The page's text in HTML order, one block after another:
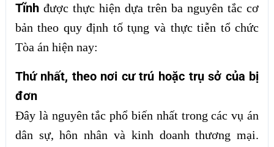
Tĩnhđược thực hiện dựa trên ba nguyên tắc cơ
bản theo quy định tố tụng và thực tiễn tổ chức
Tòa án hiện nay:
Thứ nhất, theo nơi cư trú hoặc trụ sở của bị
đơn
Đây là nguyên tắc phổ biến nhất trong các vụ án
dân sự, hôn nhân và kinh doanh thương mại.